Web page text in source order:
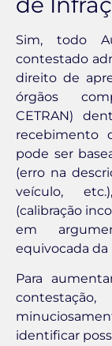
Sim, todo
contestado
direito de
órgãos
CETRAN)
recebimento
pode ser
(erro na
veículo,
(calibração
em
equivocada da
Para
identificar